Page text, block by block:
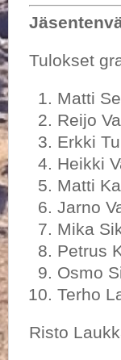
Tulokset
Matti
Reijo
Erkki
Heikki
Matti
Jarno
Mika
Petrus
Osmo
Terho
Risto